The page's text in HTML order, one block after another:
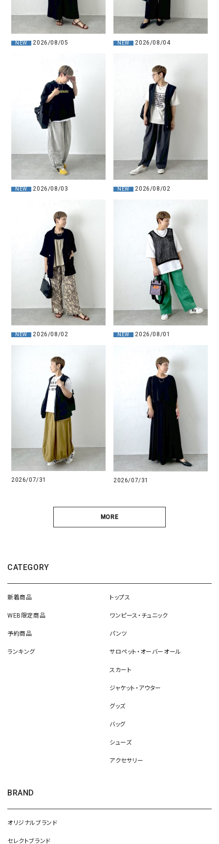
NEW 2026/08/05 NEW 2026/08/04
NEW 2026/08/03 NEW 2026/08/02
NEW 2026/08/02 NEW 2026/08/01
2026/07/31 2026/07/31
MORE
CATEGORY
新着商品
WEB限定商品
予約商品
ランキング
トップス
ワンピース・チュニック
パンツ
サロペット・オーバーオール
スカート
ジャケット・アウター
グッズ
バッグ
シューズ
アクセサリー
BRAND
オリジナルブランド
セレクトブランド